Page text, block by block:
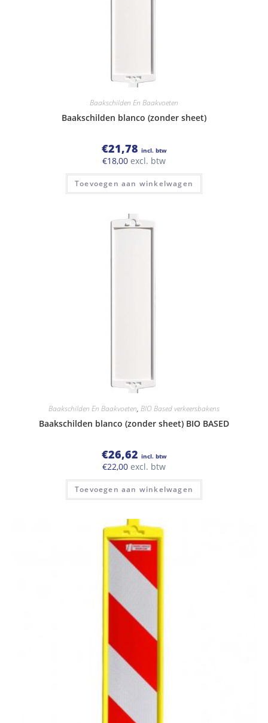
Baakschilden En Baakvoeten
Baakschilden blanco (zonder sheet)
€21,78 incl. btw
€18,00 excl. btw
Toevoegen aan winkelwagen
Baakschilden En Baakvoeten, BIO Based verkeersbakens
Baakschilden blanco (zonder sheet) BIO BASED
€26,62 incl. btw
€22,00 excl. btw
Toevoegen aan winkelwagen